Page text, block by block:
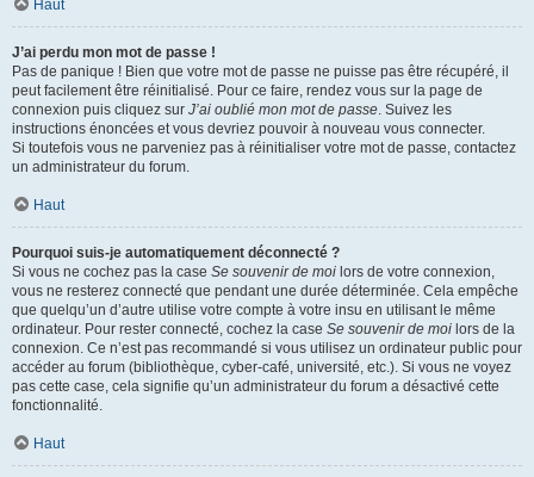
Haut
J’ai perdu mon mot de passe !
Pas de panique ! Bien que votre mot de passe ne puisse pas être récupéré, il
peut facilement être réinitialisé. Pour ce faire, rendez vous sur la page de
connexion puis cliquez sur J’ai oublié mon mot de passe. Suivez les
instructions énoncées et vous devriez pouvoir à nouveau vous connecter.
Si toutefois vous ne parveniez pas à réinitialiser votre mot de passe, contactez
un administrateur du forum.
Haut
Pourquoi suis-je automatiquement déconnecté ?
Si vous ne cochez pas la case Se souvenir de moi lors de votre connexion,
vous ne resterez connecté que pendant une durée déterminée. Cela empêche
que quelqu’un d’autre utilise votre compte à votre insu en utilisant le même
ordinateur. Pour rester connecté, cochez la case Se souvenir de moi lors de la
connexion. Ce n’est pas recommandé si vous utilisez un ordinateur public pour
accéder au forum (bibliothèque, cyber-café, université, etc.). Si vous ne voyez
pas cette case, cela signifie qu’un administrateur du forum a désactivé cette
fonctionnalité.
Haut